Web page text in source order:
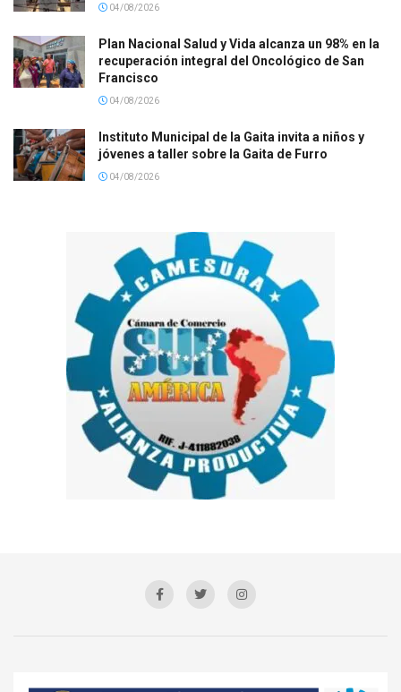
04/08/2026
Plan Nacional Salud y Vida alcanza un 98% en la
recuperación integral del Oncológico de San
Francisco
04/08/2026
Instituto Municipal de la Gaita invita a niños y
jóvenes a taller sobre la Gaita de Furro
04/08/2026